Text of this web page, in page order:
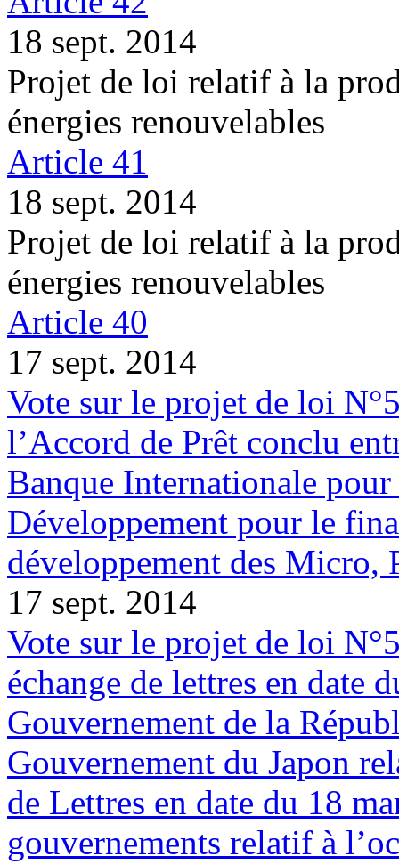
18 sept. 2014
Projet de loi relatif à la
énergies renouvelables
Article 41
18 sept. 2014
Projet de loi relatif à la
énergies renouvelables
Article 40
17 sept. 2014
Vote sur le projet de loi
l’Accord de Prêt conclu
Banque Internationale
Développement pour le
développement des Micro,
17 sept. 2014
Vote sur le projet de loi
échange de lettres en date
Gouvernement de la
Gouvernement du Japon
de Lettres en date du 18
gouvernements relatif à